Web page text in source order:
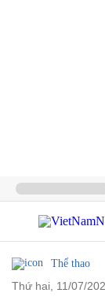
Thể thao
thứ hai, 11/07/